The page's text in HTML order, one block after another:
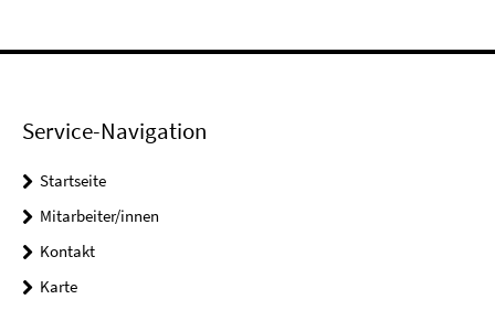
Service-Navigation
Startseite
Mitarbeiter/innen
Kontakt
Karte